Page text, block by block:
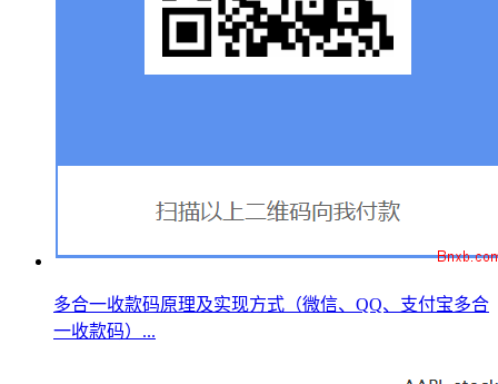
多合一收款码原理及实现方式（微信、QQ、支付宝多合
一收款码）...